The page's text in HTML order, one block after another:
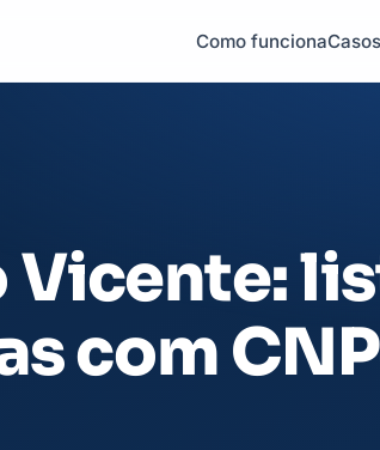
Como funciona
Vicente:
com